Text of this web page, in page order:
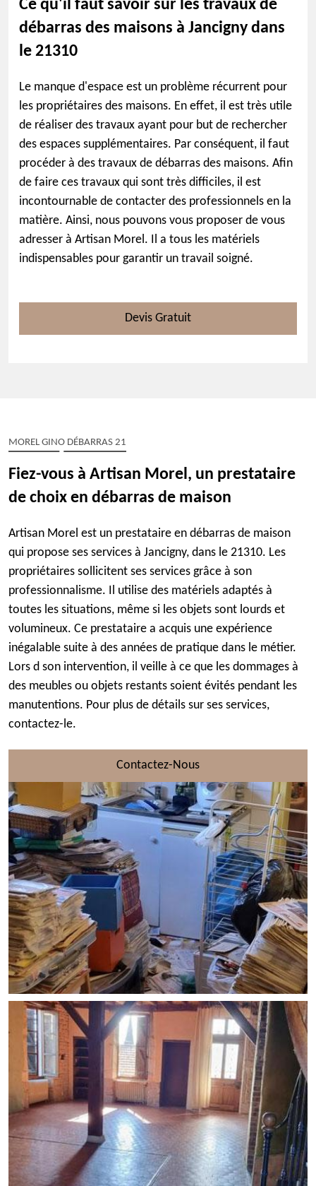
Ce qu'il faut savoir sur les travaux de
débarras des maisons à Jancigny dans
le 21310
Le manque d'espace est un problème récurrent pour
les propriétaires des maisons. En effet, il est très utile
de réaliser des travaux ayant pour but de rechercher
des espaces supplémentaires. Par conséquent, il faut
procéder à des travaux de débarras des maisons. Afin
de faire ces travaux qui sont très difficiles, il est
incontournable de contacter des professionnels en la
matière. Ainsi, nous pouvons vous proposer de vous
adresser à Artisan Morel. Il a tous les matériels
indispensables pour garantir un travail soigné.
Devis Gratuit
MOREL GINO DÉBARRAS 21
Fiez-vous à Artisan Morel, un prestataire
de choix en débarras de maison
Artisan Morel est un prestataire en débarras de maison
qui propose ses services à Jancigny, dans le 21310. Les
propriétaires sollicitent ses services grâce à son
professionnalisme. Il utilise des matériels adaptés à
toutes les situations, même si les objets sont lourds et
volumineux. Ce prestataire a acquis une expérience
inégalable suite à des années de pratique dans le métier.
Lors d son intervention, il veille à ce que les dommages à
des meubles ou objets restants soient évités pendant les
manutentions. Pour plus de détails sur ses services,
contactez-le.
Contactez-Nous